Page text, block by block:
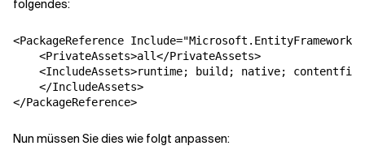
folgendes:
<PackageReference
    <PrivateAssets>all</PrivateAssets>
<IncludeAssets>runtime; build; native;
    </IncludeAssets>
</PackageReference>
Nun müssen Sie dies wie folgt anpassen: